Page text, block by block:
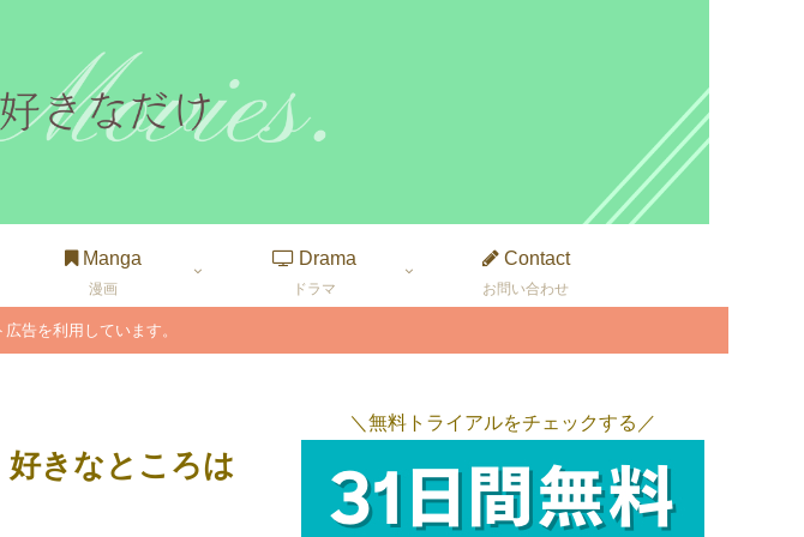
Manga
漫画
Drama
ドラマ
Contact
お問い合わせ
告を利用しています。
好きなところは
＼無料トライアルをチェックする／